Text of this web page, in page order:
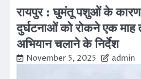
रायपुर : घुमंतू पशुओं के कारण
दुर्घटनाओं को रोकने एक माह
अभियान चलाने के निर्देश
November 5, 2025 admin